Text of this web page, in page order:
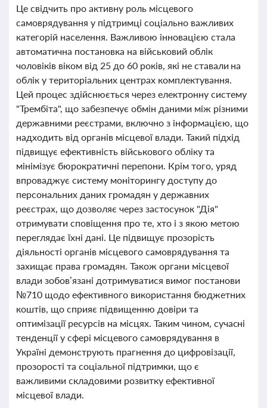
Це свідчить про активну роль місцевого
самоврядування у підтримці соціально важливих
категорій населення. Важливою інновацією стала
автоматична постановка на військовий облік
чоловіків віком від 25 до 60 років, які не ставали на
облік у територіальних центрах комплектування.
Цей процес здійснюється через електронну систему
"Трембіта", що забезпечує обмін даними між різними
державними реєстрами, включно з інформацією, що
надходить від органів місцевої влади. Такий підхід
підвищує ефективність військового обліку та
мінімізує бюрократичні перепони. Крім того, уряд
впроваджує систему моніторингу доступу до
персональних даних громадян у державних
реєстрах, що дозволяє через застосунок "Дія"
отримувати сповіщення про те, хто і з якою метою
переглядає їхні дані. Це підвищує прозорість
діяльності органів місцевого самоврядування та
захищає права громадян. Також органи місцевої
влади зобов’язані дотримуватися вимог постанови
№710 щодо ефективного використання бюджетних
коштів, що сприяє підвищенню довіри та
оптимізації ресурсів на місцях. Таким чином, сучасні
тенденції у сфері місцевого самоврядування в
Україні демонструють прагнення до цифровізації,
прозорості та соціальної підтримки, що є
важливими складовими розвитку ефективної
місцевої влади.